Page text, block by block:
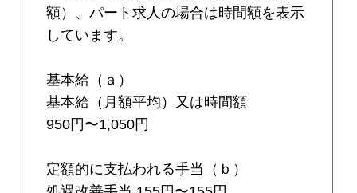
額）、パート求人の場合は時間額を表示
しています。
基本給（ａ）
基本給（月額平均）又は時間額
950円〜1,050円
定額的に支払われる手当（ｂ）